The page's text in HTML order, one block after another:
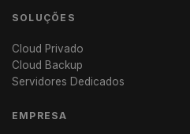
SOLUÇÕES
Cloud Privado
Cloud Backup
Servidores Dedicados
EMPRESA